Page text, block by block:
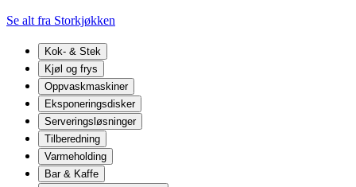
Se alt fra Storkjøkken
Kok- & Stek
Kjøl og frys
Oppvaskmaskiner
Eksponeringsdisker
Serveringsløsninger
Tilberedning
Varmeholding
Bar & Kaffe